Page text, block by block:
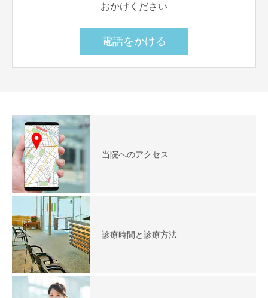
おかけください
電話をかける
当院へのアクセス
診療時間と診療方法